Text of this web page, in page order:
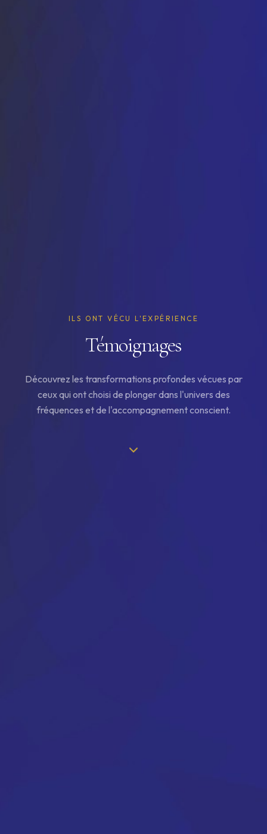
ILS ONT VÉCU L'EXPÉRIENCE
Témoignages
Découvrez les transformations profondes vécues par
ceux qui ont choisi de plonger dans l'univers des
fréquences et de l'accompagnement conscient.